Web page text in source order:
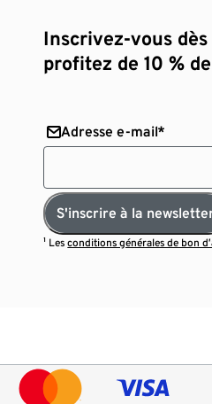
Inscrivez-vous
profitez de 10 %
Adresse e-mail*
S'inscrire à la
¹ Lesconditions générales de bon